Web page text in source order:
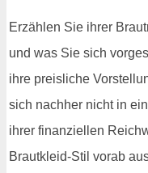
Erzählen Sie ihrer
und was Sie sich
ihre preisliche
sich nachher nicht in
ihrer finanziellen
Brautkleid-Stil vorab